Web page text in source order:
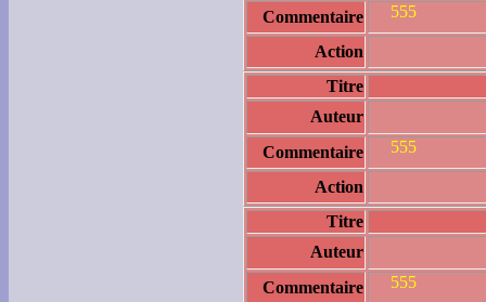
Commentaire
555
Action
Titre
Auteur
Commentaire
555
Action
Titre
Auteur
Commentaire
555